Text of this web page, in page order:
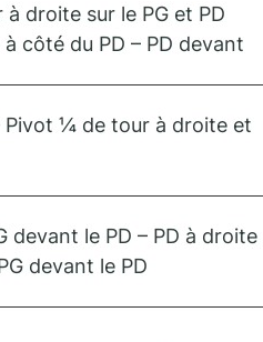
droite sur le PG et PD
à côté du PD – PD devant
Pivot ¼ de tour à droite et
devant le PD – PD à droite
devant le PD